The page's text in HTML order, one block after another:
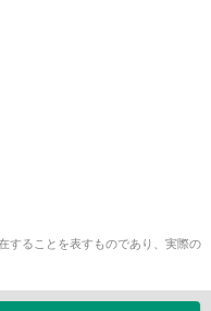
することを表すものであり、実際の